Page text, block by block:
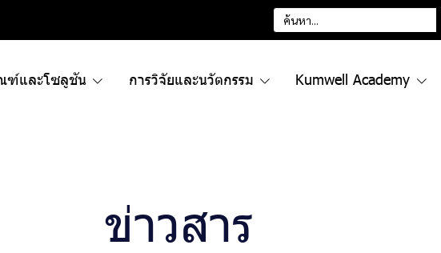
ฑ์และโซลูชัน การวิจัยและนวัตกรรม Kumwell Academy
ข่าวสาร